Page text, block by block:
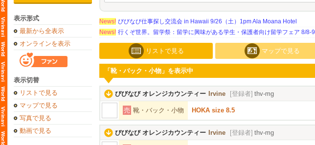
表示形式
最新から全表示
オンラインを表示
表示切替
リストで見る
マップで見る
写真で見る
動画で見る
News! びびなび仕事探し交流会 in Hawaii 9/26（土）1pm Ala Moana Hotel
News! 行くぞ世界。留学祭：留学に興味がある学生・保護者向け留学フェア 8/8-9
リストで見る マップで見る
「靴・バック・小物」を表示中
びびなび オレンジカウンティー Irvine [登録者] thv-mg
売 靴・バック・小物 HOKA size 8.5
びびなび オレンジカウンティー Irvine [登録者] thv-mg